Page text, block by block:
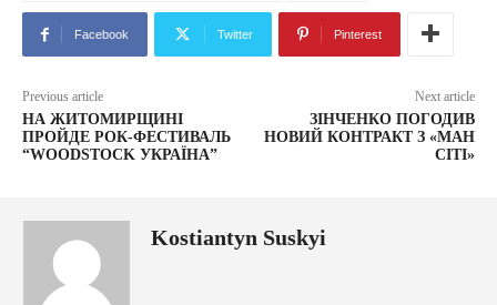
Facebook Twitter Pinterest
Previous article
НА ЖИТОМИРЩИНІ
ПРОЙДЕ РОК-ФЕСТИВАЛЬ
“WOODSTOCK УКРАЇНА”
Next article
ЗІНЧЕНКО ПОГОДИВ
НОВИЙ КОНТРАКТ З «МАН
СІТІ»
Kostiantyn Suskyi